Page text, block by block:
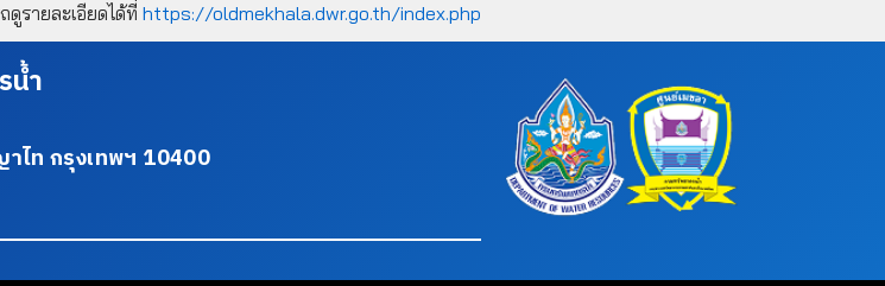
รายละเอียดได้ที่ https://oldmekhala.dwr.go.th/index.php
น้ำ
ไท กรุงเทพฯ 10400